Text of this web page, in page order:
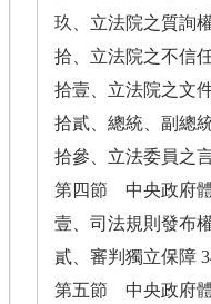
玖、立法院之質詢
拾、立法院之不信
拾壹、立法院之文
拾貳、總統、副總
拾參、立法委員之
第四節 中央政府體
壹、司法規則發布
貳、審判獨立保障
第五節 中央政府體